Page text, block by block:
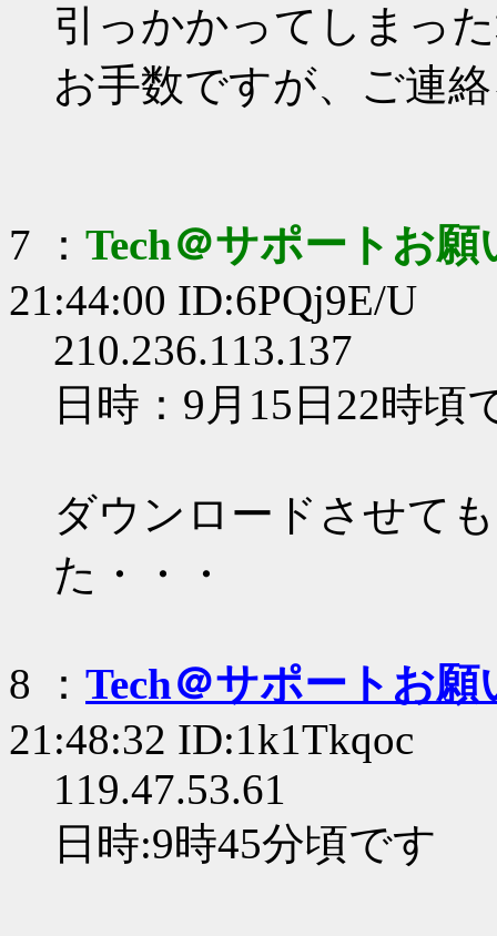
引っかかってしまっ
お手数ですが、ご連
7 ： Tech＠サポートお
21:44:00 ID:6PQj9E/U
210.236.113.137
日時：9月15日22時頃
ダウンロードさせて
た・・・
8 ： Tech＠サポートお
21:48:32 ID:1k1Tkqoc
119.47.53.61
日時:9時45分頃です